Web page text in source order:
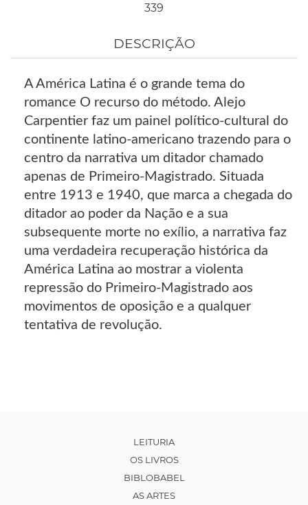
339
DESCRIÇÃO
A América Latina é o grande tema do
romance O recurso do método. Alejo
Carpentier faz um painel político-cultural do
continente latino-americano trazendo para o
centro da narrativa um ditador chamado
apenas de Primeiro-Magistrado. Situada
entre 1913 e 1940, que marca a chegada do
ditador ao poder da Nação e a sua
subsequente morte no exílio, a narrativa faz
uma verdadeira recuperação histórica da
América Latina ao mostrar a violenta
repressão do Primeiro-Magistrado aos
movimentos de oposição e a qualquer
tentativa de revolução.
LEITURIA
OS LIVROS
BIBLOBABEL
AS ARTES